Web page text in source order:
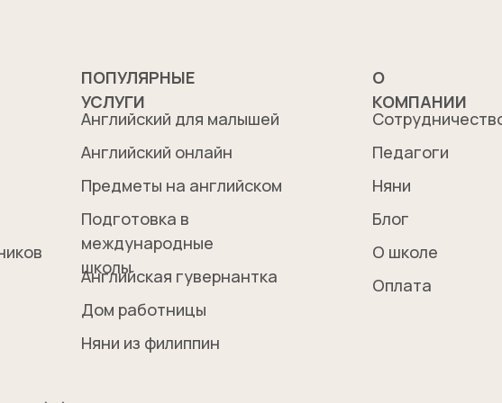
Английский для малышей
Английский онлайн
Предметы на английском
Подготовка в
международные
школы
Английская гувернантка
Дом работницы
Няни из филиппин
ПОПУЛЯРНЫЕ
УСЛУГИ
О
КОМПАНИИ
Педагоги
Няни
Блог
Оплата
О школе